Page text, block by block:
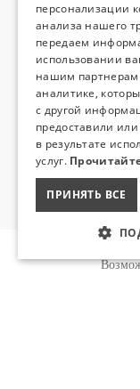
персонализации
анализа нашего
передаем
использовании
нашим партнерам
аналитике,
с другой
предоставили
в результате
услуг.
ПРИНЯТЬ ВСЕ